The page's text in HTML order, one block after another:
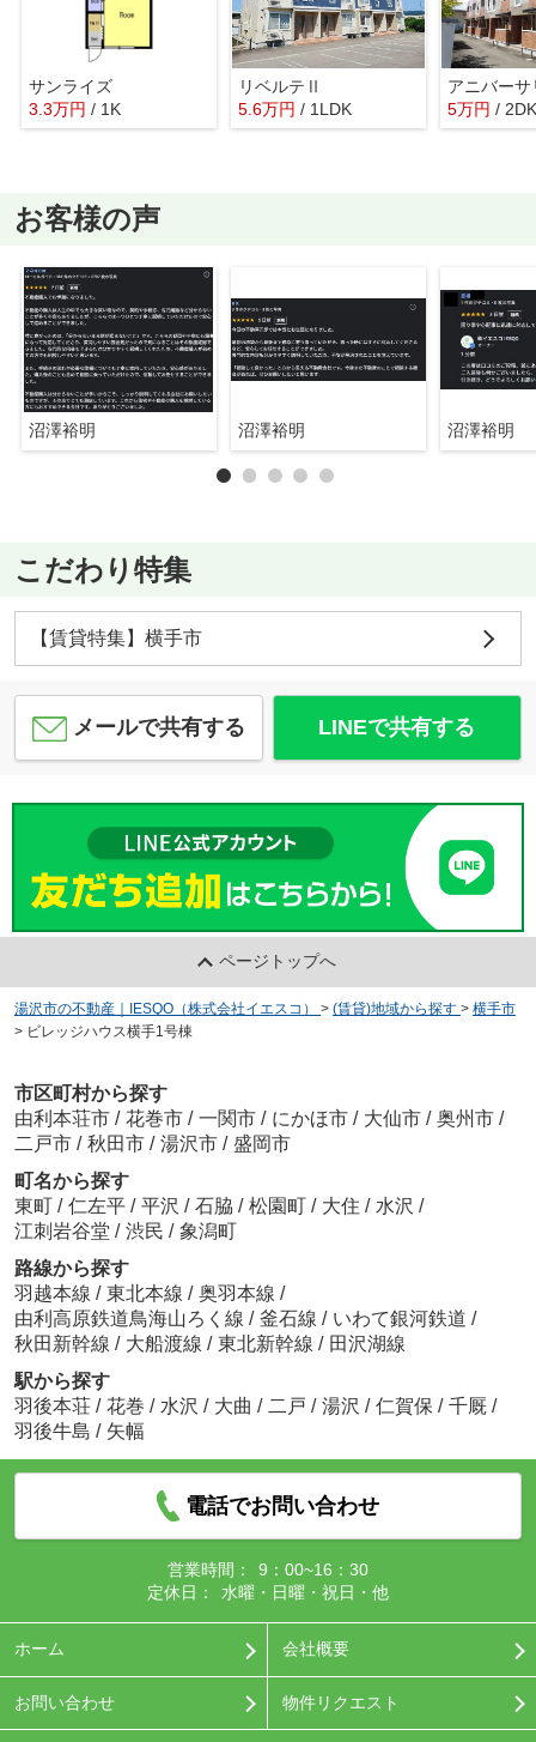
サンライズ
3.3万円 / 1K
リベルテⅡ
5.6万円 / 1LDK
アニバーサ
5万円 / 2DK
お客様の声
沼澤裕明 沼澤裕明 沼澤裕明
こだわり特集
【賃貸特集】横手市
メールで共有する LINEで共有する
ページトップへ
湯沢市の不動産｜IESQO（株式会社イエスコ） > (賃貸)地域から探す > 横手市
> ビレッジハウス横手1号棟
市区町村から探す
由利本荘市 / 花巻市 / 一関市 / にかほ市 / 大仙市 / 奥州市 /
二戸市 / 秋田市 / 湯沢市 / 盛岡市
町名から探す
東町 / 仁左平 / 平沢 / 石脇 / 松園町 / 大住 / 水沢 /
江刺岩谷堂 / 渋民 / 象潟町
路線から探す
羽越本線 / 東北本線 / 奥羽本線 /
由利高原鉄道鳥海山ろく線 / 釜石線 / いわて銀河鉄道 /
秋田新幹線 / 大船渡線 / 東北新幹線 / 田沢湖線
駅から探す
羽後本荘 / 花巻 / 水沢 / 大曲 / 二戸 / 湯沢 / 仁賀保 / 千厩 /
羽後牛島 / 矢幅
電話でお問い合わせ
営業時間：
9：00~16：30
定休日：
水曜・日曜・祝日・他
ホーム 会社概要
お問い合わせ 物件リクエスト